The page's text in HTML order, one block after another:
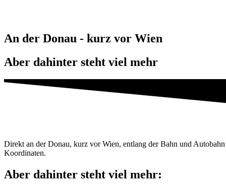
An der Donau - kurz vor Wien
Aber dahinter steht viel mehr
Direkt an der Donau, kurz vor Wien, entlang der Bahn und
Koordinaten.
Aber dahinter steht viel mehr: